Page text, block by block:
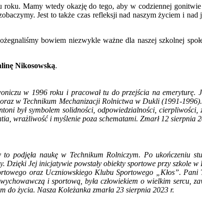
Mamy wtedy okazję do tego, aby w codziennej
Jest to także czas refleksji nad naszym życiem i
bowiem niezwykle ważne dla naszej szkolnej
Nikosowską.
w 1996 roku i pracował tu do przejścia na
w Technikum Mechanizacji Rolnictwa w Dukli (1991-
był symbolem solidności, odpowiedzialności,
wrażliwość i myślenie poza schematami. Zmarł 12 sierpnia
podjęła naukę w Technikum Rolniczym. Po ukończeniu
Jej inicjatywie powstały obiekty sportowe przy szkole
oraz Uczniowskiego Klubu Sportowego „Kłos”. Pani
i sportową, była człowiekiem o wielkim sercu,
do życia. Nasza Koleżanka zmarła 23 sierpnia 2023 r.